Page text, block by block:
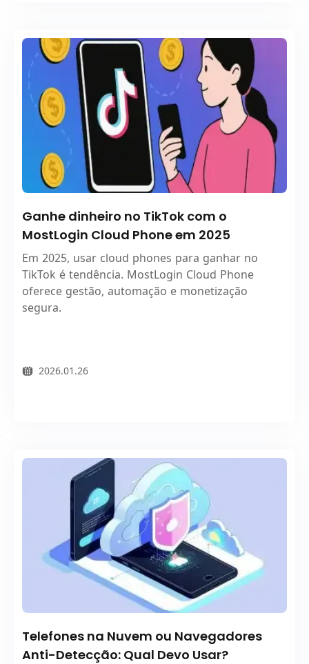
Ganhe dinheiro no TikTok com o
MostLogin Cloud Phone em 2025
Em 2025, usar cloud phones para ganhar no
TikTok é tendência. MostLogin Cloud Phone
oferece gestão, automação e monetização
segura.
2026.01.26
Telefones na Nuvem ou Navegadores
Anti-Detecção: Qual Devo Usar?